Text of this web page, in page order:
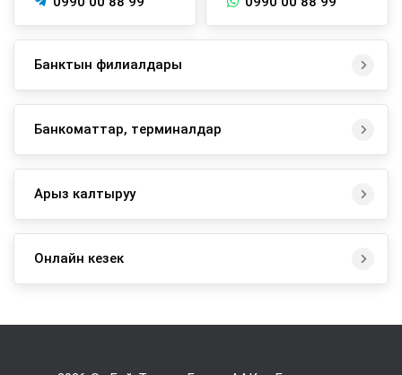
Банктын филиалдары
Банкоматтар, терминалдар
Арыз калтыруу
Онлайн кезек